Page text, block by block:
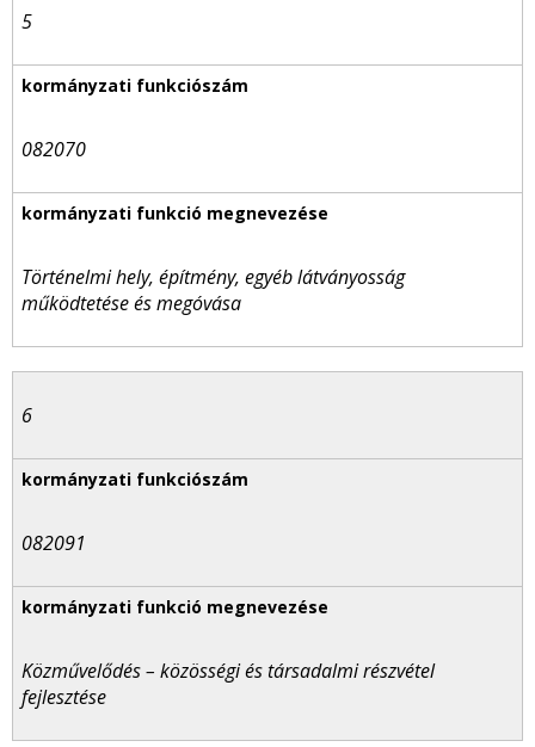
5
082070
Történelmi hely, építmény, egyéb látványosság
működtetése és megóvása
6
082091
Közművelődés – közösségi és társadalmi részvétel
fejlesztése